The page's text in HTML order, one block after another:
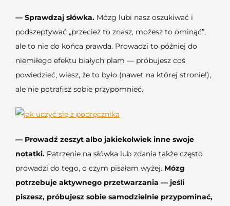
— Sprawdzaj słówka. Mózg lubi nasz oszukiwać i
podszeptywać „przecież to znasz, możesz to ominąć”,
ale to nie do końca prawda. Prowadzi to później do
niemiłego efektu białych plam — próbujesz coś
powiedzieć, wiesz, że to było (nawet na której stronie!),
ale nie potrafisz sobie przypomnieć.
— Prowadź zeszyt albo jakiekolwiek inne swoje
notatki. Patrzenie na słówka lub zdania także często
prowadzi do tego, o czym pisałam wyżej. Mózg
potrzebuje aktywnego przetwarzania — jeśli
piszesz, próbujesz sobie samodzielnie przypominać,